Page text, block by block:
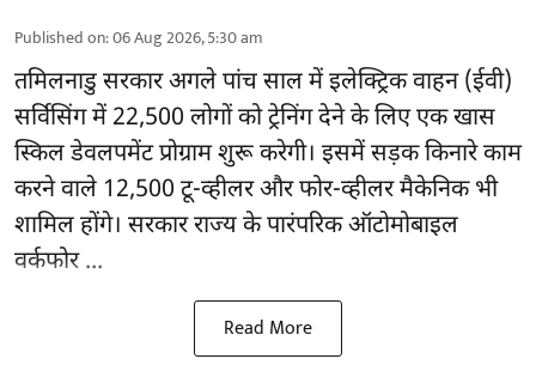
Published on:06 Aug 2026, 5:30 am
तमिलनाडु सरकारअगले पांच साल में इलेक्ट्रिक वाहन (ईवी)
सर्विसिंग में 22,500 लोगों को ट्रेनिंग देने के लिए एक खास
स्किल डेवलपमेंट प्रोग्राम शुरू करेगी। इसमें सड़क किनारे काम
करने वाले 12,500 टू-व्हीलर और फोर-व्हीलर मैकेनिक भी
शामिल होंगे। सरकार राज्य के पारंपरिक ऑटोमोबाइल
वर्कफोर ...
Read More